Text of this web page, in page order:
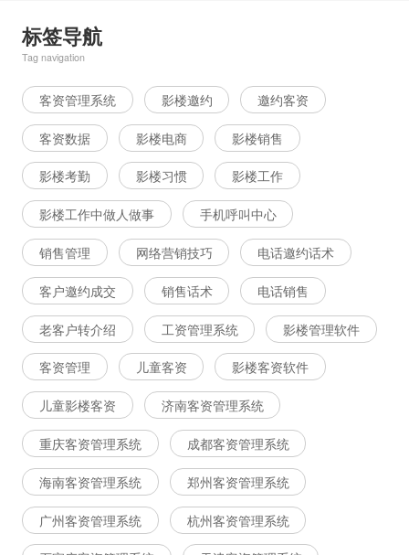
标签导航
Tag navigation
客资管理系统 影楼邀约 邀约客资
客资数据 影楼电商 影楼销售
影楼考勤 影楼习惯 影楼工作
影楼工作中做人做事 手机呼叫中心
销售管理 网络营销技巧 电话邀约话术
客户邀约成交 销售话术 电话销售
老客户转介绍 工资管理系统 影楼管理软件
客资管理 儿童客资 影楼客资软件
儿童影楼客资 济南客资管理系统
重庆客资管理系统 成都客资管理系统
海南客资管理系统 郑州客资管理系统
广州客资管理系统 杭州客资管理系统